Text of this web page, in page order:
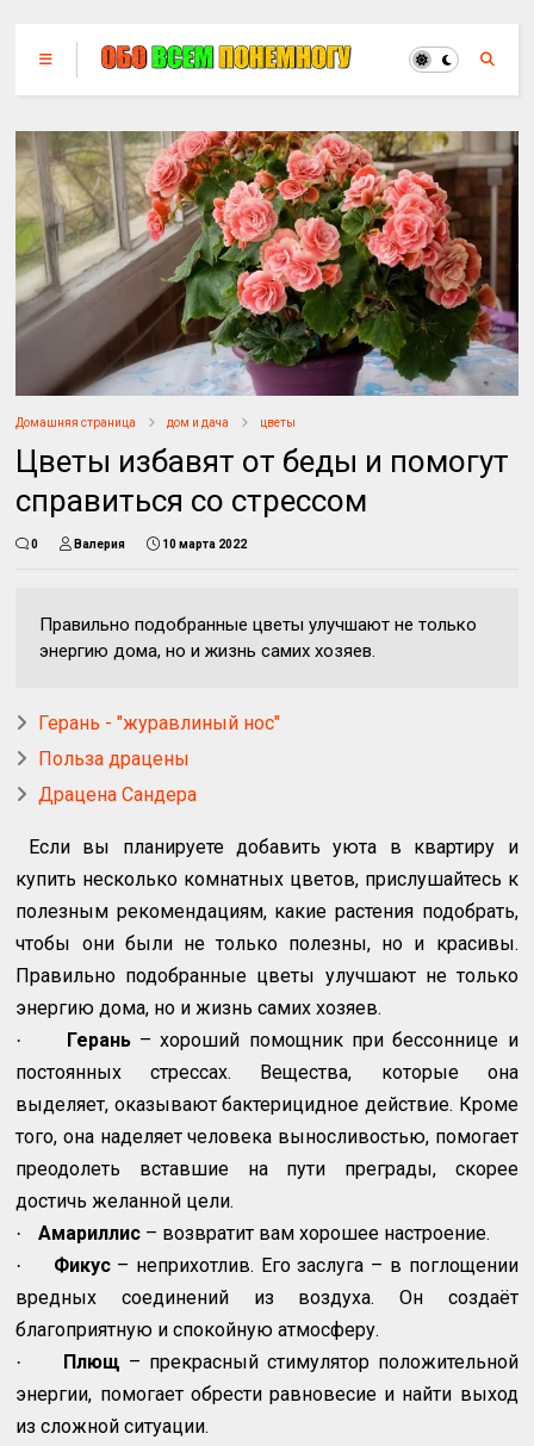
Домашняя страница дом и дача цветы
Цветы избавят от беды и помогут
справиться со стрессом
0 Валерия 10 марта 2022
Правильно подобранные цветы улучшают не только
энергию дома, но и жизнь самих хозяев.
Герань - "журавлиный нос"
Польза драцены
Драцена Сандера
Если вы планируете добавить уюта в квартиру и
купить несколько комнатных цветов, прислушайтесь к
полезным рекомендациям, какие растения подобрать,
чтобы они были не только полезны, но и красивы.
Правильно подобранные цветы улучшают не только
энергию дома, но и жизнь самих хозяев.
· Герань– хороший помощник при бессоннице и
постоянных стрессах. Вещества, которые она
выделяет, оказывают бактерицидное действие. Кроме
того, она наделяет человека выносливостью, помогает
преодолеть вставшие на пути преграды, скорее
достичь желанной цели.
· Амариллис – возвратит вам хорошее настроение.
· Фикус– неприхотлив. Его заслуга – в поглощении
вредных соединений из воздуха. Он создаёт
благоприятную и спокойную атмосферу.
· Плющ – прекрасный стимулятор положительной
энергии, помогает обрести равновесие и найти выход
из сложной ситуации.